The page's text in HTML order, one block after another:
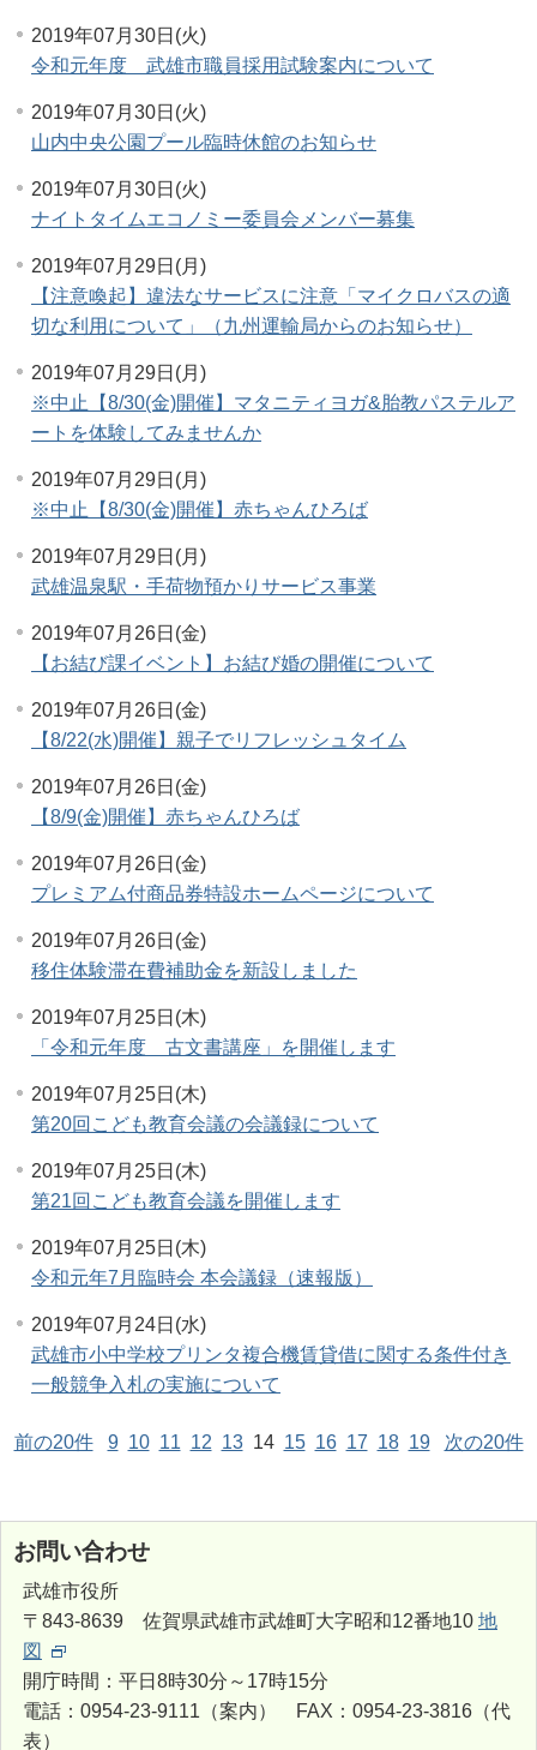
2019年07月30日(火)
令和元年度 武雄市職員採用試験案内について
2019年07月30日(火)
山内中央公園プール臨時休館のお知らせ
2019年07月30日(火)
ナイトタイムエコノミー委員会メンバー募集
2019年07月29日(月)
【注意喚起】違法なサービスに注意「マイクロバスの適
切な利用について」（九州運輸局からのお知らせ）
2019年07月29日(月)
※中止【8/30(金)開催】マタニティヨガ&胎教パステルア
ートを体験してみませんか
2019年07月29日(月)
※中止【8/30(金)開催】赤ちゃんひろば
2019年07月29日(月)
武雄温泉駅・手荷物預かりサービス事業
2019年07月26日(金)
【お結び課イベント】お結び婚の開催について
2019年07月26日(金)
【8/22(水)開催】親子でリフレッシュタイム
2019年07月26日(金)
【8/9(金)開催】赤ちゃんひろば
2019年07月26日(金)
プレミアム付商品券特設ホームページについて
2019年07月26日(金)
移住体験滞在費補助金を新設しました
2019年07月25日(木)
「令和元年度 古文書講座」を開催します
2019年07月25日(木)
第20回こども教育会議の会議録について
2019年07月25日(木)
第21回こども教育会議を開催します
2019年07月25日(木)
令和元年7月臨時会 本会議録（速報版）
2019年07月24日(水)
武雄市小中学校プリンタ複合機賃貸借に関する条件付き
一般競争入札の実施について
前の20件 9 10 11 12 13 14 15 16 17 18 19 次の20件
お問い合わせ
武雄市役所
〒843-8639 佐賀県武雄市武雄町大字昭和12番地10 地
図
開庁時間：平日8時30分～17時15分
電話：0954-23-9111（案内） FAX：0954-23-3816（代
表）